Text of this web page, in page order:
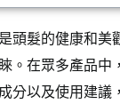
頭髮的健康和
。在眾多產品中
分以及使用建